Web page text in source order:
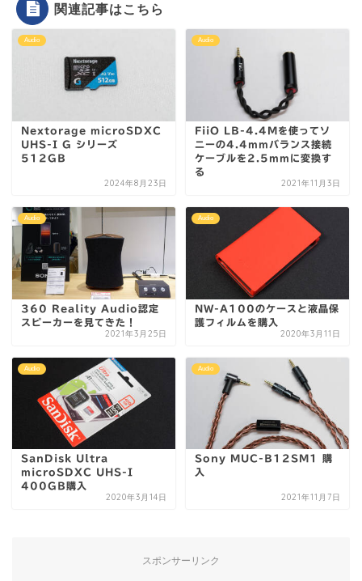
関連記事はこちら
Audio
Nextorage microSDXC
UHS-I G シリーズ
512GB
2024年8月23日
Audio
FiiO LB-4.4Mを使ってソ
ニーの4.4mmバランス接続
ケーブルを2.5mmに変換す
る
2021年11月3日
Audio
360 Reality Audio認定
スピーカーを見てきた！
2021年3月25日
Audio
NW-A100のケースと液晶保
護フィルムを購入
2020年3月11日
Audio
SanDisk Ultra
microSDXC UHS-I
400GB購入
2020年3月14日
Audio
Sony MUC-B12SM1 購
入
2021年11月7日
スポンサーリンク